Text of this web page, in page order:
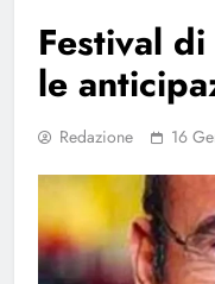
Festival
le
Redazione 16